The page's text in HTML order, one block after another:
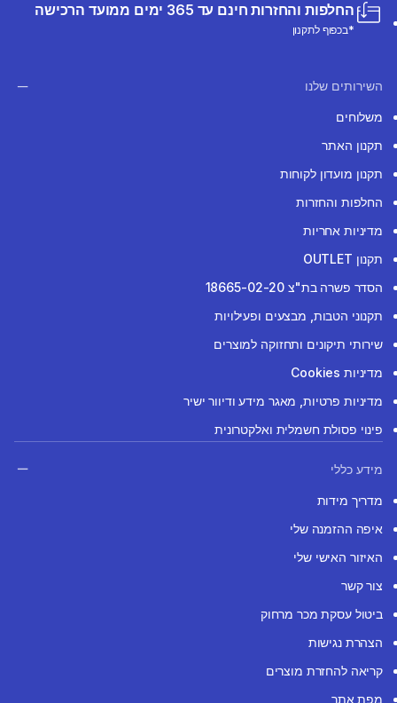
החלפות והחזרות חינם עד 365 ימים ממועד הרכישה
*בכפוף לתקנון
השירותים שלנו
משלוחים
תקנון האתר
תקנון מועדון לקוחות
החלפות והחזרות
מדיניות אחריות
תקנון OUTLET
הסדר פשרה בת"צ 18665-02-20
תקנוני הטבות, מבצעים ופעילויות
שירותי תיקונים ותחזוקה למוצרים
מדיניות Cookies
מדיניות פרטיות, מאגר מידע ודיוור ישיר
פינוי פסולת חשמלית ואלקטרונית
מידע כללי
מדריך מידות
איפה ההזמנה שלי
האיזור האישי שלי
צור קשר
ביטול עסקת מכר מרחוק
הצהרת נגישות
קריאה להחזרת מוצרים
מפת אתר